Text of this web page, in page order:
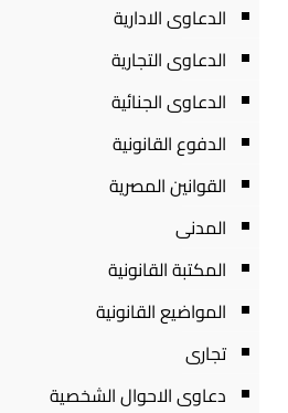
الدعاوى الادارية
الدعاوى التجارية
الدعاوى الجنائية
الدفوع القانونية
القوانين المصرية
المدنى
المكتبة القانونية
المواضيع القانونية
تجارى
دعاوى الاحوال الشخصية